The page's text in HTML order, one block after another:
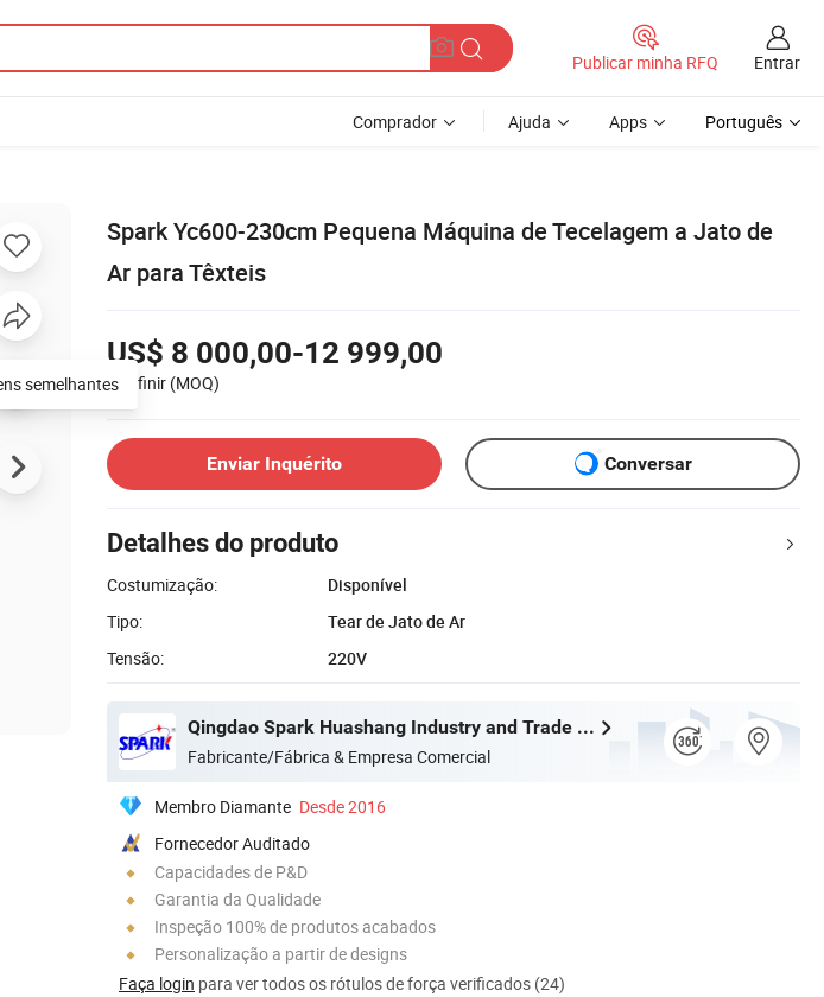
Publicar minha RFQ Entrar
Comprador Ajuda Apps Português
Spark Yc600-230cm Pequena Máquina de Tecelagem a Jato de
Ar para Têxteis
US$ 8 000,00-12 999,00
1 definir (MOQ)
Enviar Inquérito Conversar
Detalhes do produto
Costumização:
Disponível
Tipo:
Tear de Jato de Ar
Tensão:
220V
Qingdao Spark Huashang Industry and Trade Co., Ltd
Fabricante/Fábrica & Empresa Comercial
Membro Diamante Desde 2016
Fornecedor Auditado
Capacidades de P&D
Garantia da Qualidade
Inspeção 100% de produtos acabados
Personalização a partir de designs
Faça login para ver todos os rótulos de força verificados (24)
semelhantes